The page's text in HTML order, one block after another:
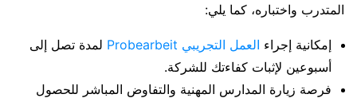
المتدرب واختباره، كما يلي:
إمكانية إجراء العمل التجريبي Probearbeit
لمدة تصل إلى
أسبوعين لإثبات كفاءتك للشركة.
فرصة زيارة المدارس المهنية والتفاوض المباشر للحصول